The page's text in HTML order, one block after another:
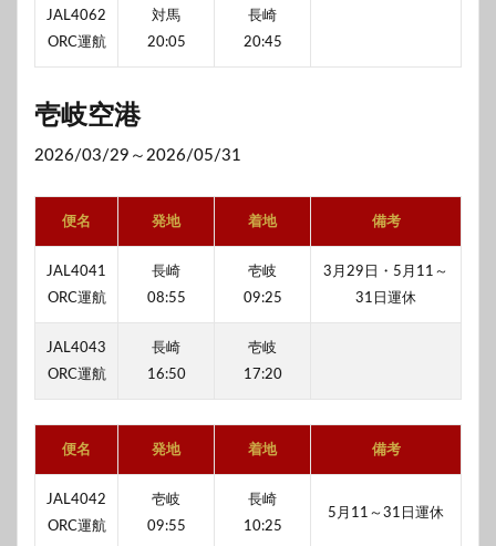
JAL4062
ORC運航
対馬
20:05
長崎
20:45
壱岐空港
2026/03/29～2026/05/31
便名 発地 着地 備考
JAL4041
ORC運航
長崎
08:55
壱岐
09:25
3月29日・5月11～
31日運休
JAL4043
ORC運航
長崎
16:50
壱岐
17:20
便名 発地 着地 備考
JAL4042
ORC運航
壱岐
09:55
長崎
10:25
5月11～31日運休